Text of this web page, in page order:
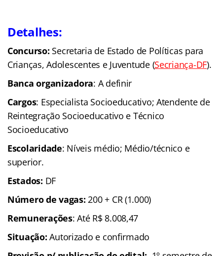
Detalhes:
Concurso: Secretaria de Estado de Políticas para
Crianças, Adolescentes eJuventude (Secriança-DF).
Banca organizadora: A definir
Cargos: Especialista Socioeducativo; Atendente de
Reintegração Socioeducativo e Técnico
Socioeducativo
Escolaridade: Níveis médio; Médio/técnico e
superior.
Estados: DF
Número de vagas: 200 + CR (1.000)
Remunerações: Até R$ 8.008,47
Situação:Autorizado e confirmado